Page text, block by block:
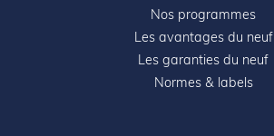
Nos programmes
Les avantages du neuf
Les garanties du neuf
Normes & labels